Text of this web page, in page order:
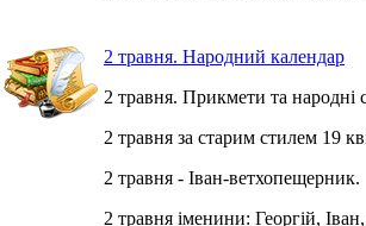
2 травня. Народний календар
2 травня. Прикмети та народні
2 травня за старим стилем 19
2 травня - Іван-ветхопещерник.
2 травня іменини: Георгій,